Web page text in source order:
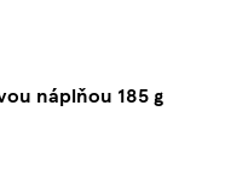
náplňou 185 g